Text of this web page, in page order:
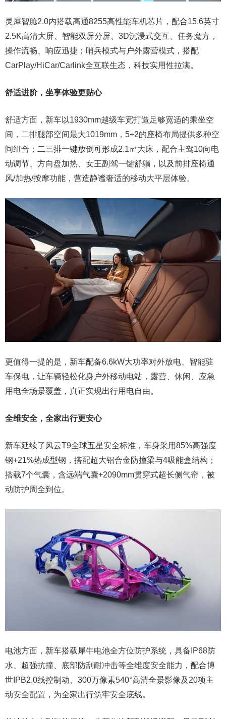
灵犀智舱2.0内搭载高通8255高性能车机芯片，配合15.6英寸
2.5K高清大屏、智能双屏分屏、3D沉浸式交互、任务魔方，
操作流畅、响应迅捷；哨兵模式与户外露营模式，搭配
CarPlay/HiCar/Carlink全互联生态，科技实用性拉满。
舒适进阶， 坐享体验更贴心
舒适方面，新车以1930mm越级车宽打造足够宽适的乘坐空
间，二排腿部空间最大1019mm，5+2的座椅布局提供多种空
间组合；二三排一键放倒可形成2.1㎡大床，配合主驾10向电
动调节、方向盘加热、女王副驾一键舒躺，以及前排座椅通
风/加热/按摩功能，营造静谧奢适的移动大平层体验。
更值得一提的是，新车配备6.6kW大功率对外放电、智能驻
车保电，让车辆轻松化身户外移动电站，露营、休闲、应急
用电全场景覆盖，真正实现出行用电自由。
全维安全 ， 全家出行更安心
新车延续了风云T9全球五星安全标准，车身采用85%高强度
钢+21%热成型钢，搭配超大铝合金防撞梁与4吸能盒结构；
搭载7个气囊，含远端气囊+2090mm贯穿式超长侧气帘，被
动防护周全到位。
电池方面，新车搭载犀牛电池全方位防护系统，具备IP68防
水、超强抗撞、底部防刮耐冲击等全维度安全能力，配合博
世IPB2.0线控制动、300万像素540°高清全景影像及20项主
动安全配置，为全家出行筑牢安全底线。